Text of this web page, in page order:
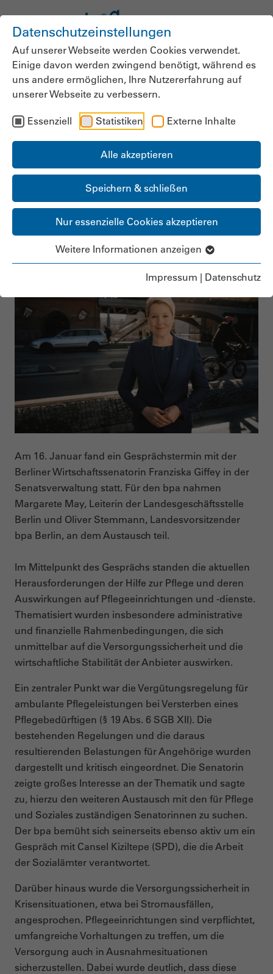
Datenschutzeinstellungen
Auf unserer Webseite werden Cookies verwendet.
Einige davon werden zwingend benötigt, während es
uns andere ermöglichen, Ihre Nutzererfahrung auf
unserer Webseite zu verbessern.
Essenziell Statistiken Externe Inhalte
Alle akzeptieren
Speichern & schließen
Nur essenzielle Cookies akzeptieren
Weitere Informationen anzeigen
Impressum | Datenschutz
Austausch zur
Pflegeversorgung und
wirtschaftlichen
Bedeutung der Pflege
Gesprächstermin mit der Berliner
Wirtschaftssenatorin Franziska Giffey
03.02.2026
Am 16. Januar fand ein Gesprächstermin mit der
Berliner Wirtschaftssenatorin Franziska Giffey in der
Senatsverwaltung statt. Für den bpa nahmen
Margarete May, Leiterin der Landesgeschäftsstelle
Berlin und Oliver Stemmann, Landesvorsitzender
bpa Berlin, an dem Austausch teil.
Im Mittelpunkt des Gesprächs standen die aktuellen
Herausforderungen der Hilfe zur Pflege und deren
Auswirkungen auf Pflegeeinrichtungen und -dienste.
Thematisiert wurden insbesondere administrative
und finanzielle Rahmenbedingungen, die sich
unmittelbar auf die Versorgungssicherheit und die
wirtschaftliche Stabilität der Anbieter auswirken.
Ein zentraler Punkt war die Vergütungsregelung für
ambulante Pflegeleistungen bei Versterben eines
Pflegebedürftigen (§ 19 Abs. 6 SGB XII). Die
bestehenden Regelungen und die daraus
resultierenden Belastungen für Angehörige wurden
dargestellt und kritisch eingeordnet. Die Senatorin
zeigte großes Interesse an der Thematik und sagte
zu, hierzu den weiteren Austausch mit den für Pflege
und Soziales zuständigen Senatorinnen zu suchen.
Der bpa bemüht sich seinerseits ebenso aktiv um ein
Gespräch mit Cansel Kiziltepe (SPD), die die Arbeit
der Sozialämter verantwortet.
Darüber hinaus wurde die Versorgungssicherheit in
Krisensituationen, etwa bei Stromausfällen,
angesprochen. Pflegeeinrichtungen sind verpflichtet,
umfangreiche Vorhaltungen zu treffen, um die
Versorgung auch in Ausnahmesituationen
sicherzustellen. Dabei wurde deutlich, dass diese